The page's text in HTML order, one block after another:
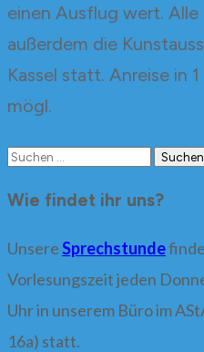
einen Ausflug wert.
außerdem die
Kassel statt. Anreise in
mögl.
Suchen
Wie findet ihr uns?
UnsereSprechstunde
Vorlesungszeit jeden
Uhr in unserem Büro im
16a) statt.